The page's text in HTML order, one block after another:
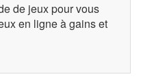
de jeux pour vous
en ligne à gains et